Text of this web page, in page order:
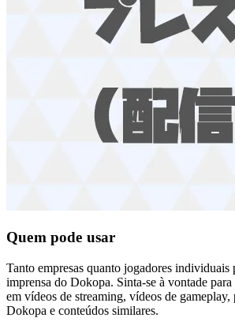
Quem pode usar
Tanto empresas quanto jogadores individuais
imprensa do Dokopa. Sinta-se à vontade
em vídeos de streaming, vídeos de gameplay,
Dokopa e conteúdos similares.